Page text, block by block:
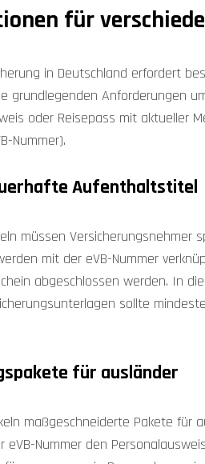
für
in Deutschland erfordert
grundlegenden Anforderungen
oder Reisepass mit aktueller
Nummer).
Aufenthaltstitel
müssen Versicherungsnehmer
mit der eVB-Nummer
abgeschlossen werden. In
sollte
für ausländer
maßgeschneiderte Pakete für
Nummer den